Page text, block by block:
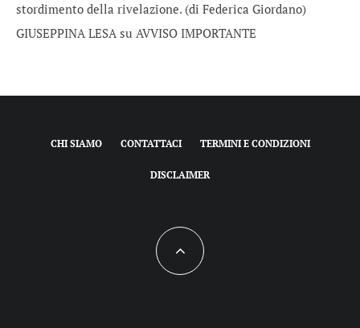
stordimento della rivelazione. (di Federica Giordano)
GIUSEPPINA LESAsu AVVISO IMPORTANTE
CHI SIAMO CONTATTACI TERMINI E CONDIZIONI
DISCLAIMER